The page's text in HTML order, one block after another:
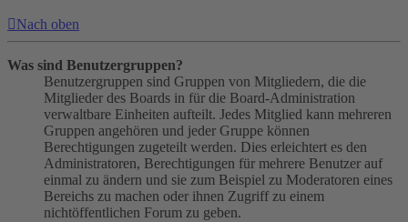
Nach oben
Was sind Benutzergruppen?
Benutzergruppen sind Gruppen von Mitgliedern, die die
Mitglieder des Boards in für die Board-Administration
verwaltbare Einheiten aufteilt. Jedes Mitglied kann mehreren
Gruppen angehören und jeder Gruppe können
Berechtigungen zugeteilt werden. Dies erleichtert es den
Administratoren, Berechtigungen für mehrere Benutzer auf
einmal zu ändern und sie zum Beispiel zu Moderatoren eines
Bereichs zu machen oder ihnen Zugriff zu einem
nichtöffentlichen Forum zu geben.